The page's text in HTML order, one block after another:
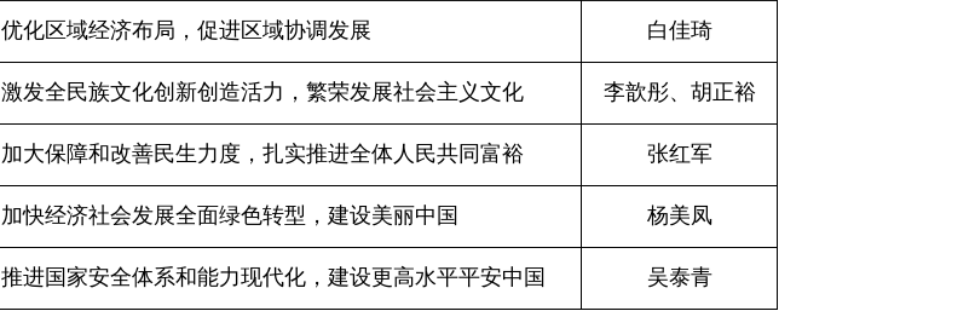
优化区域经济布局，促进区域协调发展 白佳琦
激发全民族文化创新创造活力，繁荣发展社会主义文化 李歆彤、胡正裕
加大保障和改善民生力度，扎实推进全体人民共同富裕 张红军
加快经济社会发展全面绿色转型，建设美丽中国 杨美凤
推进国家安全体系和能力现代化，建设更高水平平安中国 吴泰青